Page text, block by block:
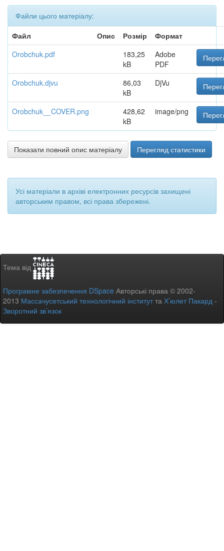
Файли цього матеріалу:
Файл
Опис Розмір
Формат
Orobchuk.pdf
183,25
kB
Adobe
PDF
Orobchuk.djvu
86,03
kB
DjVu
Orobchuk__COVER.png
428,62
kB
image/png
Показати повний опис матеріалу Перегляд статистики
Усі матеріали в архіві електронних ресурсів захищені
авторським правом, всі права збережені.
Тема від
Програмне забезпечення DSpace Авторські права © 2002-
2013 Массачусетський технологічний інститутта Х’юлет Пакард -
Зворотний зв’язок